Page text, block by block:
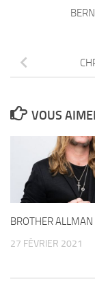
VOUS
BROTHER ALLMAN
27 FÉVRIER 2021